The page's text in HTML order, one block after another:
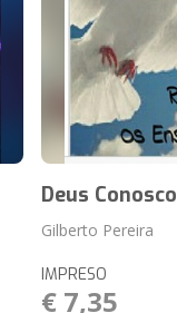
Deus Conosco
Gilberto Pereira
IMPRESO
€ 7,35